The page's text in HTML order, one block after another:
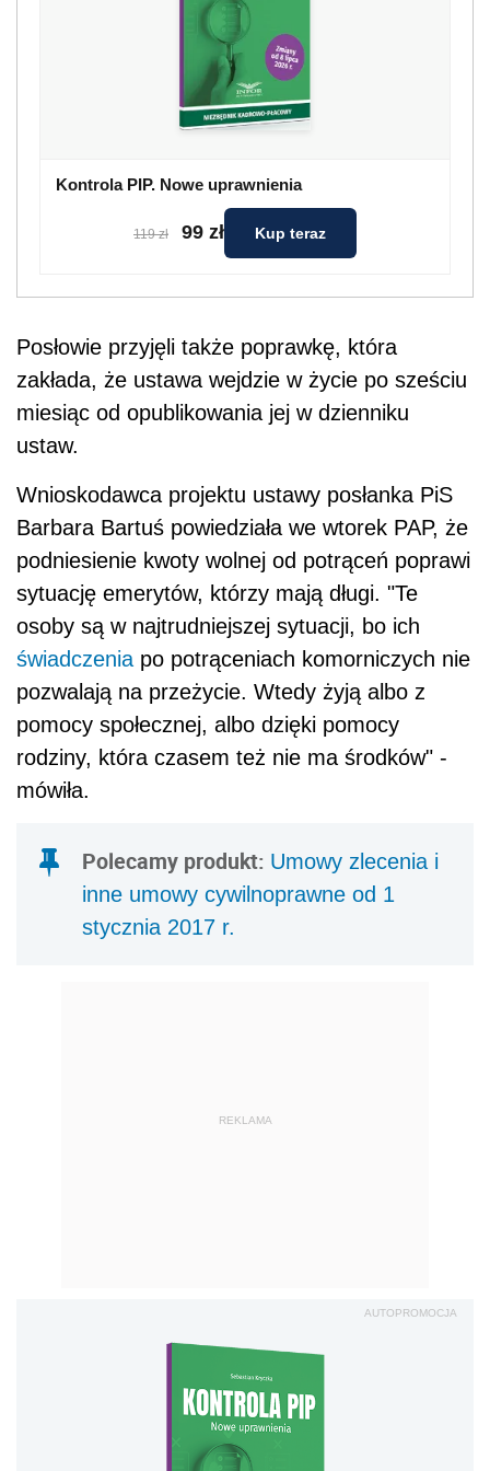
Kontrola PIP. Nowe uprawnienia
119 zł 99 zł Kup teraz
Posłowie przyjęli także poprawkę, która
zakłada, że ustawa wejdzie w życie po sześciu
miesiąc od opublikowania jej w dzienniku
ustaw.
Wnioskodawca projektu ustawy posłanka PiS
Barbara Bartuś powiedziała we wtorek PAP, że
podniesienie kwoty wolnej od potrąceń poprawi
sytuację emerytów, którzy mają długi. "Te
osoby są w najtrudniejszej sytuacji, bo ich
świadczenia po potrąceniach komorniczych nie
pozwalają na przeżycie. Wtedy żyją albo z
pomocy społecznej, albo dzięki pomocy
rodziny, która czasem też nie ma środków" -
mówiła.
Polecamy produkt: Umowy zlecenia i
inne umowy cywilnoprawne od 1
stycznia 2017 r.
REKLAMA
AUTOPROMOCJA